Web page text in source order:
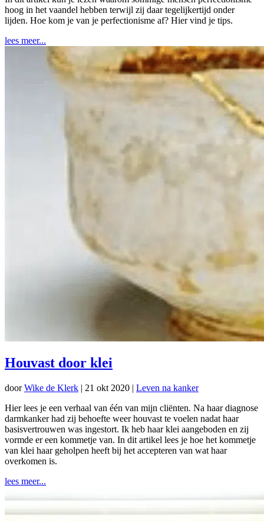
hoog in het vaandel hebben terwijl zij daar tegelijkertijd onder
lijden. Hoe kom je van je perfectionisme af? Hier vind je tips.
lees meer...
Houvast door klei
doorWike de Klerk | 21 okt 2020 | Leven na kanker
Hier lees je een verhaal van één van mijn cliënten. Na haar diagnose
darmkanker had zij behoefte weer houvast te voelen nadat haar
basisvertrouwen was ingestort. Ik heb haar klei aangeboden en zij
vormde er een kommetje van. In dit artikel lees je hoe het kommetje
van klei haar geholpen heeft bij het accepteren van wat haar
overkomen is.
lees meer...